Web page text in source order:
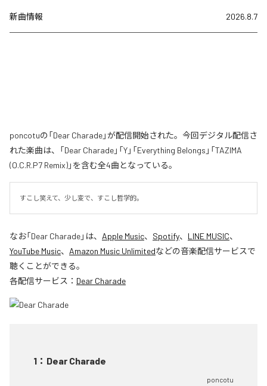
新曲情報 2026.8.7
poncotuの「Dear Charade」が配信開始された。今回デジタル配信さ
れた楽曲は、「Dear Charade」「Y」「Everything Belongs」「TAZIMA
(O.C.R.P7 Remix)」を含む全4曲となっている。
すこし笑えて、少し変で、すこし哲学的。
なお「Dear Charade」は、 Apple Music、 Spotify、 LINE MUSIC、
YouTube Music、 Amazon Music Unlimitedなどの音楽配信サービスで
聴くことができる。
各配信サービス： Dear Charade
1 ： Dear Charade
poncotu